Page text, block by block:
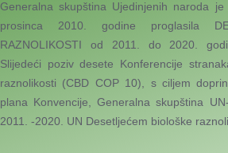
Generalna skupština Ujedinjenih naroda
prosinca 2010. godine proglasila
RAZNOLIKOSTI od 2011. do 2020.
Slijedeći poziv desete Konferencije
raznolikosti (CBD COP 10), s ciljem
plana Konvencije, Generalna skupština
2011. -2020. UN Desetljećem biološke